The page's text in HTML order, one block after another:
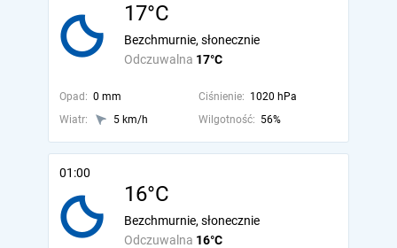
17°C
Odczuwalna 17°C
Bezchmurnie, słonecznie
Opad: 0 mm Ciśnienie: 1020 hPa
Wiatr:
5 km/h Wilgotność: 56%
01:00
16°C
Odczuwalna 16°C
Bezchmurnie, słonecznie